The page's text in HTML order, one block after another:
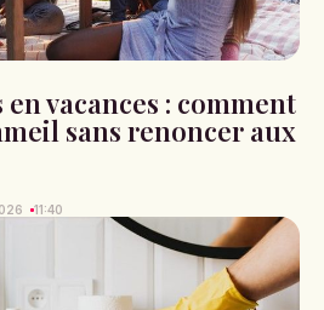
vacances : comment
sans renoncer aux
11:40